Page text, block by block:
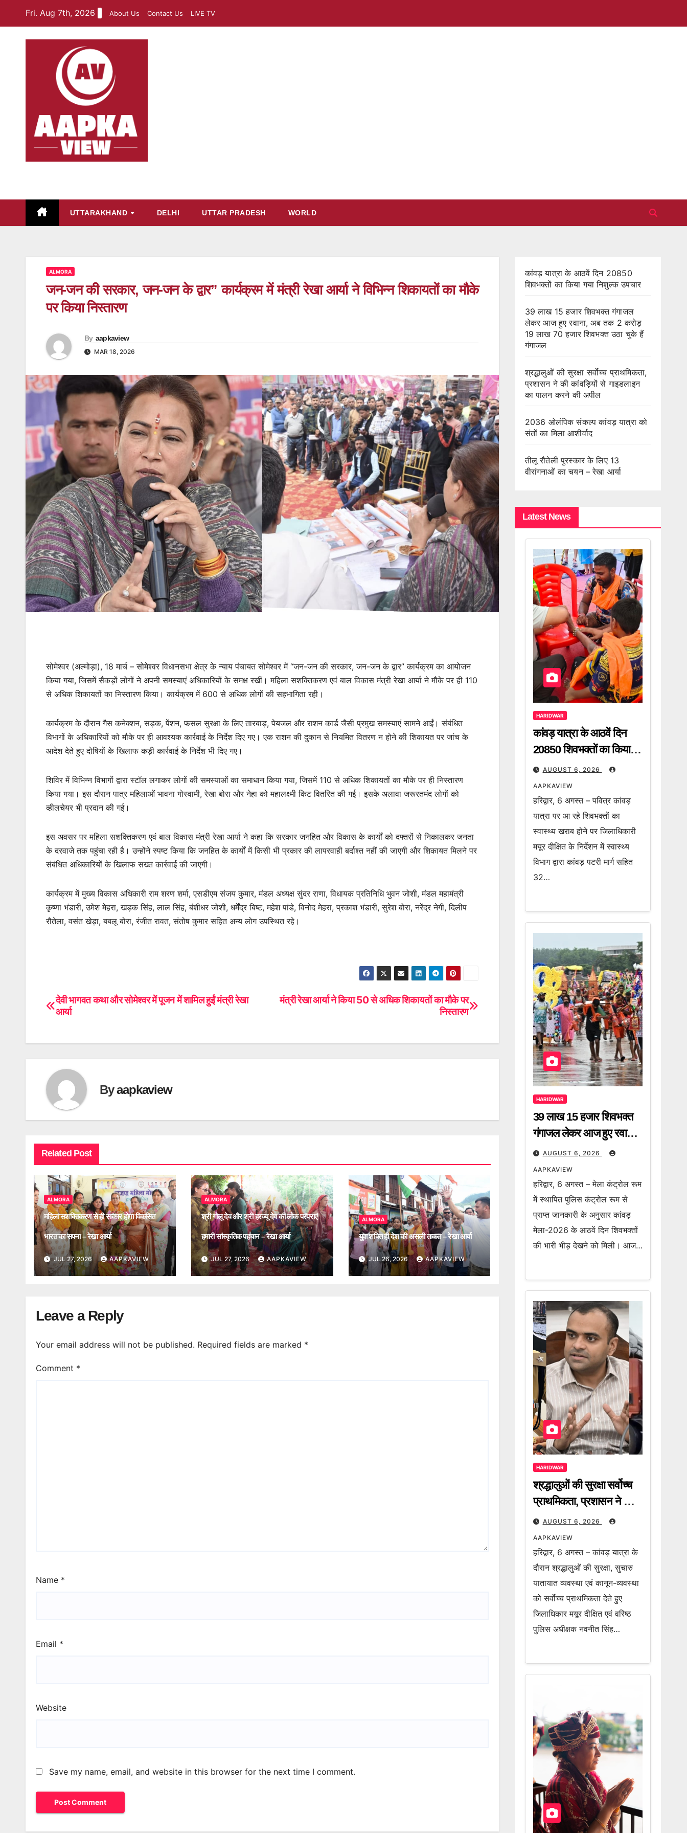
content
Fri. Aug 7th, 2026 About Us Contact Us LIVE TV
UTTARAKHAND DELHI UTTAR PRADESH WORLD
ALMORA
जन-जन की सरकार, जन-जन के द्वार” कार्यक्रम में मंत्री रेखा आर्या ने विभिन्न शिकायतों का मौके
पर किया निस्तारण
By aapkaview
MAR 18, 2026
सोमेश्वर (अल्मोड़ा), 18 मार्च – सोमेश्वर विधानसभा क्षेत्र के न्याय पंचायत सोमेश्वर में “जन-जन की सरकार, जन-जन के द्वार” कार्यक्रम का आयोजन
किया गया, जिसमें सैकड़ों लोगों ने अपनी समस्याएं अधिकारियों के समक्ष रखीं। महिला सशक्तिकरण एवं बाल विकास मंत्री रेखा आर्या ने मौके पर ही 110
से अधिक शिकायतों का निस्तारण किया। कार्यक्रम में 600 से अधिक लोगों की सहभागिता रही।
कार्यक्रम के दौरान गैस कनेक्शन, सड़क, पेंशन, फसल सुरक्षा के लिए तारबाड़, पेयजल और राशन कार्ड जैसी प्रमुख समस्याएं सामने आईं। संबंधित
विभागों के अधिकारियों को मौके पर ही आवश्यक कार्रवाई के निर्देश दिए गए। एक राशन की दुकान से नियमित वितरण न होने की शिकायत पर जांच के
आदेश देते हुए दोषियों के खिलाफ कड़ी कार्रवाई के निर्देश भी दिए गए।
शिविर में विभिन्न विभागों द्वारा स्टॉल लगाकर लोगों की समस्याओं का समाधान किया गया, जिसमें 110 से अधिक शिकायतों का मौके पर ही निस्तारण
किया गया। इस दौरान पात्र महिलाओं भावना गोस्वामी, रेखा बोरा और नेहा को महालक्ष्मी किट वितरित की गई। इसके अलावा जरूरतमंद लोगों को
व्हीलचेयर भी प्रदान की गई।
इस अवसर पर महिला सशक्तिकरण एवं बाल विकास मंत्री रेखा आर्या ने कहा कि सरकार जनहित और विकास के कार्यों को दफ्तरों से निकालकर जनता
के दरवाजे तक पहुंचा रही है। उन्होंने स्पष्ट किया कि जनहित के कार्यों में किसी भी प्रकार की लापरवाही बर्दाश्त नहीं की जाएगी और शिकायत मिलने पर
संबंधित अधिकारियों के खिलाफ सख्त कार्रवाई की जाएगी।
कार्यक्रम में मुख्य विकास अधिकारी राम शरण शर्मा, एसडीएम संजय कुमार, मंडल अध्यक्ष सुंदर राणा, विधायक प्रतिनिधि भुवन जोशी, मंडल महामंत्री
कृष्णा भंडारी, उमेश मेहरा, खड़क सिंह, लाल सिंह, बंशीधर जोशी, धर्मेंद्र बिष्ट, महेश पांडे, विनोद मेहरा, प्रकाश भंडारी, सुरेश बोरा, नरेंद्र नेगी, दिलीप
रौतेला, वसंत खेड़ा, बबलू बोरा, रंजीत रावत, संतोष कुमार सहित अन्य लोग उपस्थित रहे।
Post
मंत्री रेखा आर्या ने किया 50 से अधिक शिकायतों का मौके पर
निस्तारण
देवी भागवत कथा और सोमेश्वर में पूजन में शामिल हुईं मंत्री रेखा
आर्या
Byaapkaview
Related Post
ALMORA
महिला सशक्तिकरण से ही साकार होगा विकसित
भारत का सपना – रेखा आर्या
JUL 27, 2026 AAPKAVIEW
ALMORA
श्री गोलू देव और श्री हरज्यू देव की लोक परंपराएं
हमारी सांस्कृतिक पहचान – रेखा आर्या
JUL 27, 2026 AAPKAVIEW
ALMORA
युवा शक्ति ही देश की असली ताकत – रेखा आर्या
JUL 26, 2026 AAPKAVIEW
Leave a Reply
Your email address will not be published. Required fields are marked *
Comment *
Name *
Email *
Website
Save my name, email, and website in this browser for the next time I comment.
कांवड़ यात्रा के आठवें दिन 20850
शिवभक्तों का किया गया निशुल्क उपचार
39 लाख 15 हजार शिवभक्त गंगाजल
लेकर आज हुए रवाना, अब तक 2 करोड़
19 लाख 70 हजार शिवभक्त उठा चुके हैं
गंगाजल
श्रद्धालुओं की सुरक्षा सर्वोच्च प्राथमिकता,
प्रशासन ने की कांवड़ियों से गाइडलाइन
का पालन करने की अपील
2036 ओलंपिक संकल्प कांवड़ यात्रा को
संतों का मिला आशीर्वाद
तीलू रौतेली पुरस्कार के लिए 13
वीरांगनाओं का चयन – रेखा आर्या
Latest News
HARIDWAR
कांवड़ यात्रा के आठवें दिन
20850 शिवभक्तों का किया
गया निशुल्क उपचार
AUGUST 6, 2026
AAPKAVIEW
हरिद्वार, 6 अगस्त – पवित्र कांवड़
यात्रा पर आ रहे शिवभक्तों का
स्वास्थ्य खराब होने पर जिलाधिकारी
मयूर दीक्षित के निर्देशन में स्वास्थ्य
विभाग द्वारा कांवड़ पटरी मार्ग सहित
32…
HARIDWAR
39 लाख 15 हजार शिवभक्त
गंगाजल लेकर आज हुए रवाना,
अब तक 2 करोड़ 19 लाख 70
हजार शिवभक्त उठा चुके हैं
गंगाजल
AUGUST 6, 2026
AAPKAVIEW
हरिद्वार, 6 अगस्त – मेला कंट्रोल रूम
में स्थापित पुलिस कंट्रोल रूम से
प्राप्त जानकारी के अनुसार कांवड़
मेला-2026 के आठवें दिन शिवभक्तों
की भारी भीड़ देखने को मिली। आज…
HARIDWAR
श्रद्धालुओं की सुरक्षा सर्वोच्च
प्राथमिकता, प्रशासन ने की
कांवड़ियों से गाइडलाइन का
पालन करने की अपील
AUGUST 6, 2026
AAPKAVIEW
हरिद्वार, 6 अगस्त – कांवड़ यात्रा के
दौरान श्रद्धालुओं की सुरक्षा, सुचारु
यातायात व्यवस्था एवं कानून-व्यवस्था
को सर्वोच्च प्राथमिकता देते हुए
जिलाधिकार मयूर दीक्षित एवं वरिष्ठ
पुलिस अधीक्षक नवनीत सिंह…